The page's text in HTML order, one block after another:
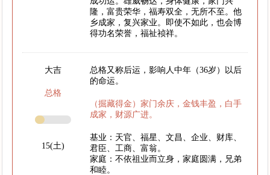
隆，富贵荣华，福寿双全，无所不至。他
乡成家，复兴家业。即使不如此，也会博
得功名荣誉，福祉祯祥。
大吉
总格
15(土)
总格又称后运，影响人中年（36岁）以后
的命运。
（掘藏得金）家门余庆，金钱丰盈，白手
成家，财源广进。
基业：天官、福星、文昌、企业、财库、
君臣、工商、富翁。
家庭：不依祖业而立身，家庭圆满，兄弟
和睦。